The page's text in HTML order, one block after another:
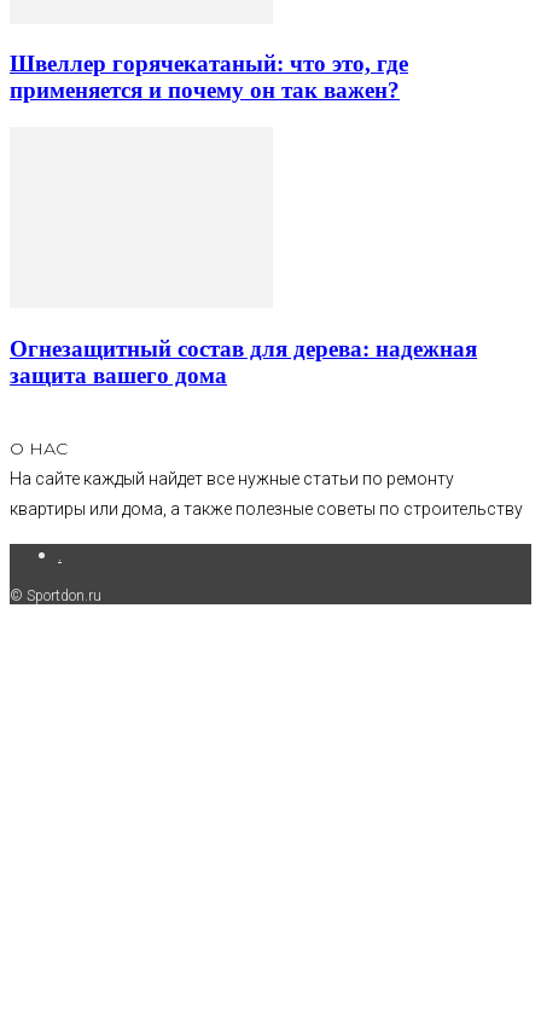
Швеллер горячекатаный: что это, где
применяется и почему он так важен?
Огнезащитный состав для дерева: надежная
защита вашего дома
О НАС
На сайте каждый найдет все нужные статьи по ремонту
квартиры или дома, а также полезные советы по строительству
© Sportdon.ru